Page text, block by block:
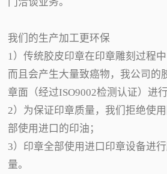
我们的生产加工更环保
1）传统胶皮印章在印章雕刻过程
而且会产生大量致癌物，我公司的
章面（经过ISO9002检测认证）进行
2）为保证印章质量，我们拒绝使
部使用进口的印油；
3）印章全部使用进口印章设备进
量。